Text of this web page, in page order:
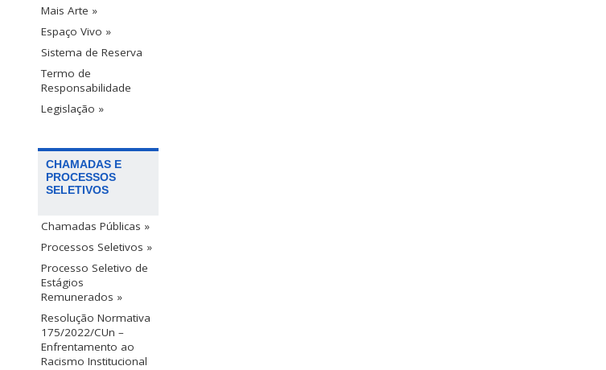
Mais Arte »
Espaço Vivo »
Sistema de Reserva
Termo de
Responsabilidade
Legislação »
CHAMADAS E
PROCESSOS
SELETIVOS
Chamadas Públicas »
Processos Seletivos »
Processo Seletivo de
Estágios
Remunerados »
Resolução Normativa
175/2022/CUn –
Enfrentamento ao
Racismo Institucional